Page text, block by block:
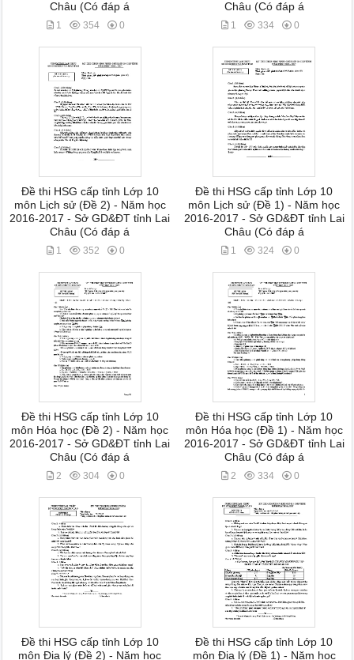
Châu (Có đáp á
1 354 0
Châu (Có đáp á
1 334 0
Đề thi HSG cấp tỉnh Lớp 10
môn Lịch sử (Đề 2) - Năm học
2016-2017 - Sở GD&ĐT tỉnh Lai
Châu (Có đáp á
1 352 0
Đề thi HSG cấp tỉnh Lớp 10
môn Lịch sử (Đề 1) - Năm học
2016-2017 - Sở GD&ĐT tỉnh Lai
Châu (Có đáp á
1 324 0
Đề thi HSG cấp tỉnh Lớp 10
môn Hóa học (Đề 2) - Năm học
2016-2017 - Sở GD&ĐT tỉnh Lai
Châu (Có đáp á
2 304 0
Đề thi HSG cấp tỉnh Lớp 10
môn Hóa học (Đề 1) - Năm học
2016-2017 - Sở GD&ĐT tỉnh Lai
Châu (Có đáp á
2 334 0
Đề thi HSG cấp tỉnh Lớp 10
môn Địa lý (Đề 2) - Năm học
Đề thi HSG cấp tỉnh Lớp 10
môn Địa lý (Đề 1) - Năm học